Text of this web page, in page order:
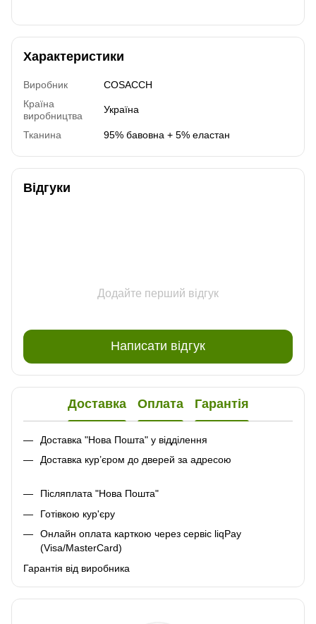
Характеристики
Виробник
COSACCH
Країна
виробництва
Україна
Тканина 95% бавовна + 5% еластан
Відгуки
Додайте перший відгук
Написати відгук
Доставка Оплата Гарантія
Доставка "Нова Пошта" у відділення
Доставка кур’єром до дверей за адресою
Післяплата "Нова Пошта"
Готівкою кур'єру
Онлайн оплата карткою через сервіс liqPay
(Visa/MasterCard)
Гарантія від виробника